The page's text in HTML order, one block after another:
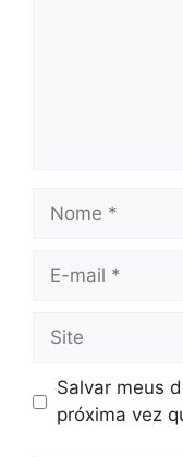
Nome
Site
Salvar meus
próxima vez